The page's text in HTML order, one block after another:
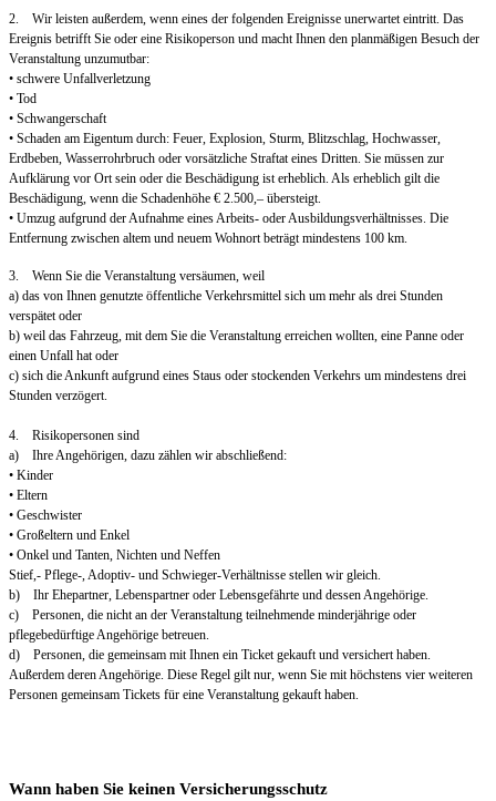
2. Wir leisten außerdem, wenn eines der folgenden Ereignisse unerwartet eintritt. Das
Ereignis betrifft Sie oder eine Risikoperson und macht Ihnen den planmäßigen Besuch der
Veranstaltung unzumutbar:
• schwere Unfallverletzung
• Tod
• Schwangerschaft
• Schaden am Eigentum durch: Feuer, Explosion, Sturm, Blitzschlag, Hochwasser,
Erdbeben, Wasserrohrbruch oder vorsätzliche Straftat eines Dritten. Sie müssen zur
Aufklärung vor Ort sein oder die Beschädigung ist erheblich. Als erheblich gilt die
Beschädigung, wenn die Schadenhöhe € 2.500,– übersteigt.
• Umzug aufgrund der Aufnahme eines Arbeits- oder Ausbildungsverhältnisses. Die
Entfernung zwischen altem und neuem Wohnort beträgt mindestens 100 km.
3. Wenn Sie die Veranstaltung versäumen, weil
a) das von Ihnen genutzte öffentliche Verkehrsmittel sich um mehr als drei Stunden
verspätet oder
b) weil das Fahrzeug, mit dem Sie die Veranstaltung erreichen wollten, eine Panne oder
einen Unfall hat oder
c) sich die Ankunft aufgrund eines Staus oder stockenden Verkehrs um mindestens drei
Stunden verzögert.
4. Risikopersonen sind
a) Ihre Angehörigen, dazu zählen wir abschließend:
• Kinder
• Eltern
• Geschwister
• Großeltern und Enkel
• Onkel und Tanten, Nichten und Neffen
Stief,- Pflege-, Adoptiv- und Schwieger-Verhältnisse stellen wir gleich.
b) Ihr Ehepartner, Lebenspartner oder Lebensgefährte und dessen Angehörige.
c) Personen, die nicht an der Veranstaltung teilnehmende minderjährige oder
pflegebedürftige Angehörige betreuen.
d) Personen, die gemeinsam mit Ihnen ein Ticket gekauft und versichert haben.
Außerdem deren Angehörige. Diese Regel gilt nur, wenn Sie mit höchstens vier weiteren
Personen gemeinsam Tickets für eine Veranstaltung gekauft haben.
Wann haben Sie keinen Versicherungsschutz